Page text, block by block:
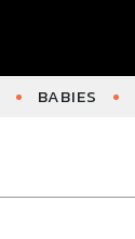
BABIES